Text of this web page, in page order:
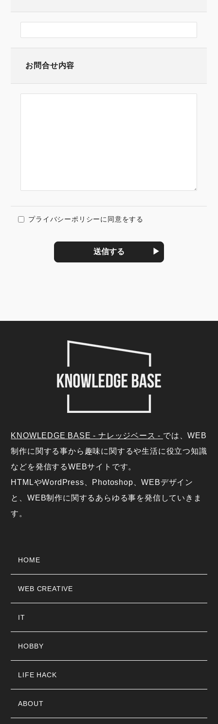
お問合せ内容
プライバシーポリシーに同意をする
送信する
KNOWLEDGE BASE - ナレッジベース - では、WEB
制作に関する事から趣味に関するや生活に役立つ知識
などを発信するWEBサイトです。
HTMLやWordPress、Photoshop、WEBデザイン
と、WEB制作に関するあらゆる事を発信していきま
す。
HOME
WEB CREATIVE
IT
HOBBY
LIFE HACK
ABOUT